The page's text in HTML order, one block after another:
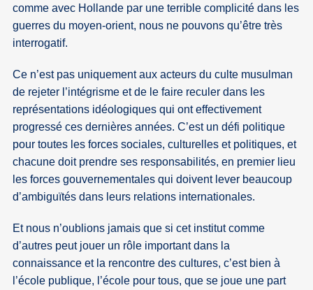
comme avec Hollande par une terrible complicité dans les
guerres du moyen-orient, nous ne pouvons qu’être très
interrogatif.
Ce n’est pas uniquement aux acteurs du culte musulman
de rejeter l’intégrisme et de le faire reculer dans les
représentations idéologiques qui ont effectivement
progressé ces dernières années. C’est un défi politique
pour toutes les forces sociales, culturelles et politiques, et
chacune doit prendre ses responsabilités, en premier lieu
les forces gouvernementales qui doivent lever beaucoup
d’ambiguïtés dans leurs relations internationales.
Et nous n’oublions jamais que si cet institut comme
d’autres peut jouer un rôle important dans la
connaissance et la rencontre des cultures, c’est bien à
l’école publique, l’école pour tous, que se joue une part